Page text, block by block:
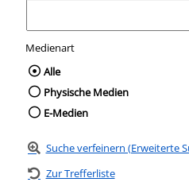
Medienart
Wählen Sie die
Alle
Physische Medien
E-Medien
Suche verfeinern (Erweiterte
Zur Trefferliste